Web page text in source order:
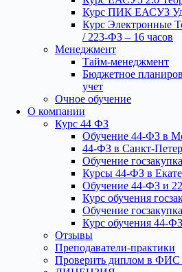
Курс ПИК ЕАСУЗ
Курс Электронные
/ 223-ФЗ – 16 часов
Менеджмент
Тайм-менеджмент
Бюджетное
учет
Очное обучение
О компании
Курс 44 ФЗ
Обучение 44-ФЗ в
44-ФЗ в Санкт-
Обучение
Курсы 44-ФЗ в
Обучение 44-ФЗ и
Курс обучения
Обучение
Курс обучения 44-
Отзывы
Преподаватели-практики
Проверить диплом в